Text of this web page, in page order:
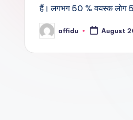
हैं। लगभग 50 % वयस्क लोग
Posted
by
affidu August